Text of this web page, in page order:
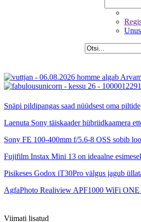
Snäpi pildipangas saad nüüdsest oma
Laenuta Sony täiskaader hübriidkaamera
Sony FE 100-400mm f/5.6-8 OSS sobib
Fujifilm Instax Mini 13 on ideaalne
Pisikeses Godox iT30Pro välgus jagub
AgfaPhoto Realiview APF1000 WiFi ONE
Viimati lisatud